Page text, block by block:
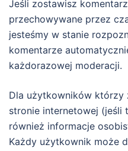
Jeśli zostawisz
przechowywane przez
jesteśmy w stanie
komentarze
każdorazowej moderacji.
Dla użytkowników którzy
stronie internetowej (jeśli
również informacje
Każdy użytkownik może